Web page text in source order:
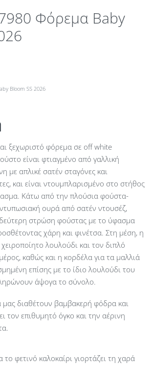
Φόρεμα Baby
Bloom SS 2026
ξεχωριστό φόρεμα σε off white
είναι φτιαγμένο από γαλλική
με απλικέ σατέν σταγόνες και
και είναι ντουμπλαρισμένο στο στήθος
Κάτω από την πλούσια φούστα-
ουρά από σατέν ντουσέζ,
στρώση φούστας με το ύφασμα
χάρη και φινέτσα. Στη μέση, η
λουλούδι και τον διπλό
καθώς και η κορδέλα για τα μαλλιά
επίσης με το ίδιο λουλούδι του
άψογα το σύνολο.
διαθέτουν βαμβακερή φόδρα και
τον επιθυμητό όγκο και την αέρινη
το φετινό καλοκαίρι γιορτάζει τη χαρά